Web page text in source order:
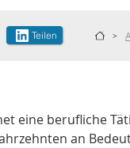
Teilen >
eine berufliche
an